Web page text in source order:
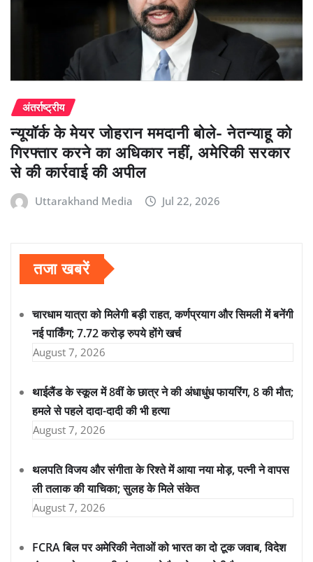
अंतर्राष्ट्रीय
न्यूयॉर्क के मेयर जोहरान ममदानी बोले- नेतन्याहू को
गिरफ्तार करने का अधिकार नहीं, अमेरिकी सरकार
से की कार्रवाई की अपील
Uttarakhand Media Jul 22, 2026
तजा खबरें
चारधाम यात्रा को मिलेगी बड़ी राहत, कर्णप्रयाग और सिमली में बनेंगी
नई पार्किंग; 7.72 करोड़ रुपये होंगे खर्च
August 7, 2026
थाईलैंड के स्कूल में 8वीं के छात्र ने की अंधाधुंध फायरिंग, 8 की मौत;
हमले से पहले दादा-दादी की भी हत्या
August 7, 2026
थलपति विजय और संगीता के रिश्ते में आया नया मोड़, पत्नी ने वापस
ली तलाक की याचिका; सुलह के मिले संकेत
August 7, 2026
FCRA बिल पर अमेरिकी नेताओं को भारत का दो टूक जवाब, विदेश